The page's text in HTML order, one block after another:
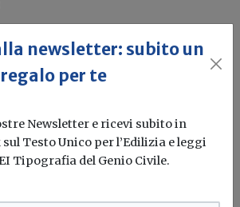
1912_2021.pdf
newsletter: subito un
regalo per te
Newsletter e ricevi subito in
Testo Unico per l’Edilizia e leggi
Tipografia del Genio Civile.